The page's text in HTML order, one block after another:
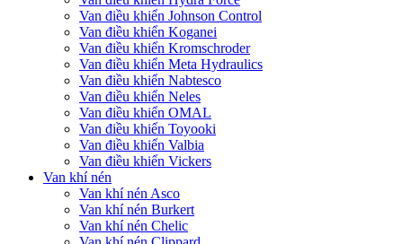
Van điều khiển Johnson Control
Van điều khiển Koganei
Van điều khiển Kromschroder
Van điều khiển Meta Hydraulics
Van điều khiển Nabtesco
Van điều khiển Neles
Van điều khiển OMAL
Van điều khiển Toyooki
Van điều khiển Valbia
Van điều khiển Vickers
Van khí nén
Van khí nén Asco
Van khí nén Burkert
Van khí nén Chelic